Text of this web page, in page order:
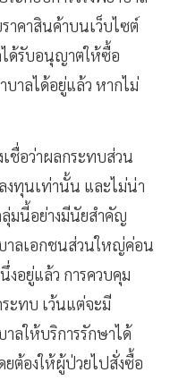
คาสินค้าบนเว็บไซต์
ด้รับอนุญาตให้ซื้อ
าลได้อยู่แล้ว หากไม่
ชื่อว่าผลกระทบส่วน
งทุนเท่านั้น และไม่น่า
มนี้อย่างมีนัยสำคัญ
าลเอกชนส่วนใหญ่ค่อน
งอยู่แล้ว การควบคุม
ะทบ เว้นแต่จะมี
ลให้บริการรักษาได้
ยต้องให้ผู้ป่วยไปสั่งซื้อ